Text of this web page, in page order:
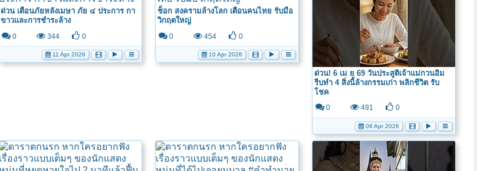
ด่วน เตือนภัยหลังเมษา ภัย ๔ ประการ กา
ขาวและการชำระล้าง
0 344 0
11 Apr 2026
ช็อก สงครามล้างโลก เตือนคนไทย รับมือ
วิกฤตใหญ่
0 454 0
10 Apr 2026
ด่วน! 6 เม ย 69 วันประสูติเจ้าแม่กวนอิม
รีบทำ 4 สิ่งนี้ล้างกรรมเก่า พลิกชีวิต รับ
โชค
0 491 0
06 Apr 2026